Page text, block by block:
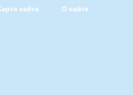
сайта О сайте